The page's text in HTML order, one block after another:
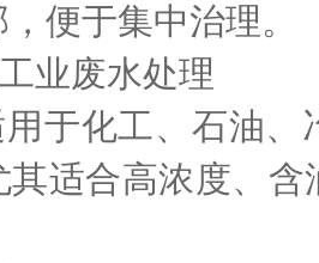
便于集中治理。
废水处理
化工、石油、
其适合高浓度、